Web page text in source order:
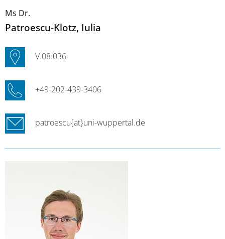
Ms Dr.
Patroescu-Klotz, Iulia
V.08.036
+49-202-439-3406
patroescu{at}uni-wuppertal.de